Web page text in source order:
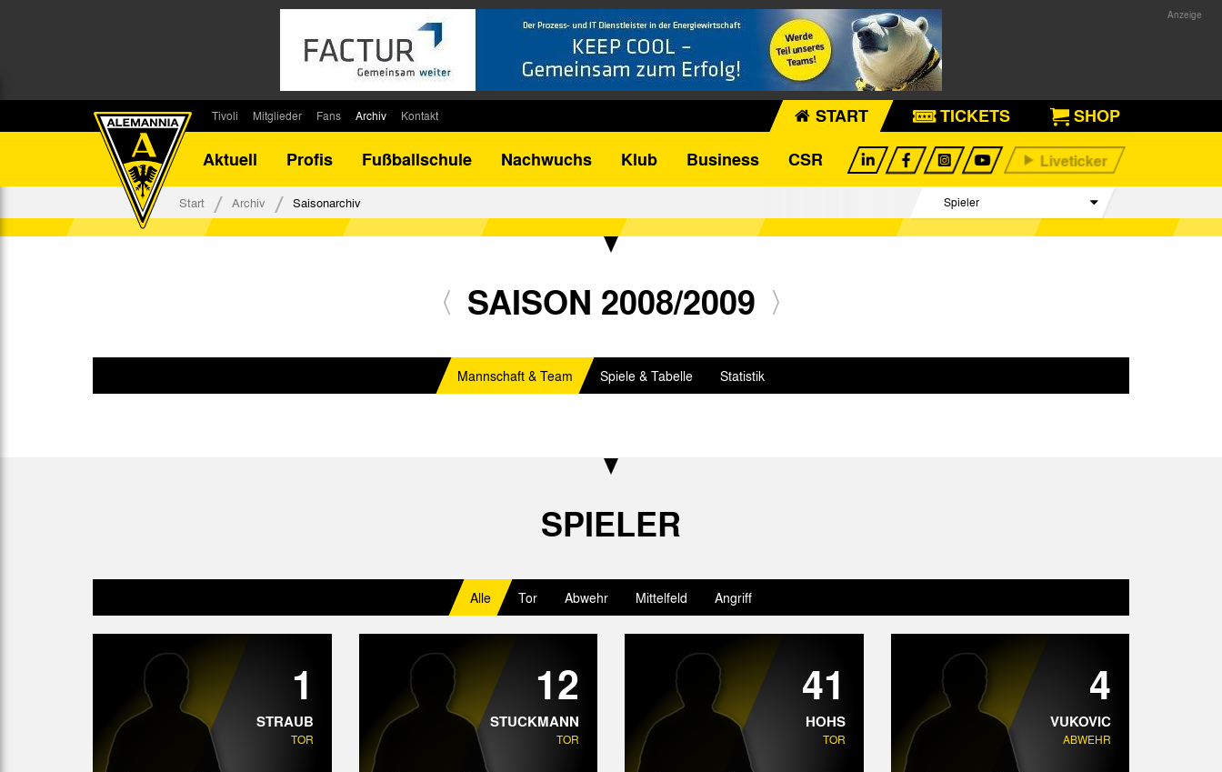
Tivoli
Stadionsprecher
Stadiongaststätte Klömpchensklub
Mitglieder
Kontakt
Fans
Fanbeirat
Fan-Klubs
Archiv
Bilanz DFB-Pokal
Kontakt START TICKETS
SHOP
Aktuell
Profis Fußballschule Nachwuchs Klub Business CSR
Start Archiv Saisonarchiv
Spieler
Betreuer Team
SAISON 2008/2009
Mannschaft & Team Spiele & Tabelle Statistik
SPIELER
Alle Tor Abwehr Mittelfeld Angriff
1
STRAUB
TOR
12
STUCKMANN
TOR
41
HOHS
TOR
4
VUKOVIC
ABWEHR